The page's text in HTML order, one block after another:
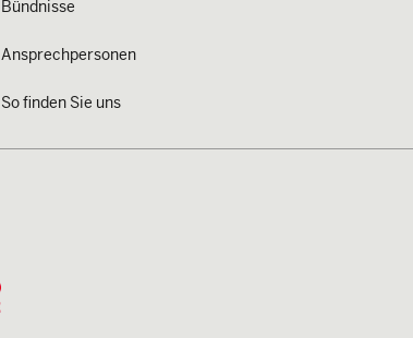
Bündnisse
Ansprechpersonen
So finden Sie uns